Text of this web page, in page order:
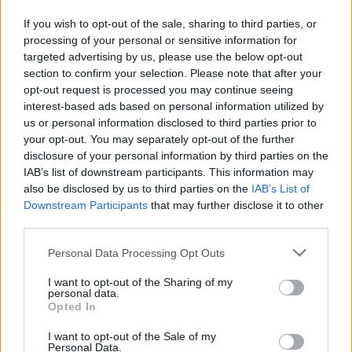
If you wish to opt-out of the sale, sharing to third parties, or
processing of your personal or sensitive information for
targeted advertising by us, please use the below opt-out
section to confirm your selection. Please note that after your
opt-out request is processed you may continue seeing
interest-based ads based on personal information utilized by
us or personal information disclosed to third parties prior to
your opt-out. You may separately opt-out of the further
disclosure of your personal information by third parties on the
IAB’s list of downstream participants. This information may
also be disclosed by us to third parties on the IAB’s List of
Downstream Participants that may further disclose it to other
Please note that this website/app uses one or more Google
not limited to your visit or usage behaviour. You may click to
grant or deny consent to Google and its third-party tags to
use your data for below specified purposes in below Google
consent section.
Personal Data Processing Opt Outs
I want to opt-out of the Sharing of my
personal data.
Opted In
I want to opt-out of the Sale of my
Personal Data.
mepróbáljam élővé tenni a halálom.
Visky András:Purcarete megszünteti a rutint, és ezt
a nézőnek is érzékelnie kell. Arra hívnám még fel a
nagyon mély, vallomásos, poétikus, önreflexív